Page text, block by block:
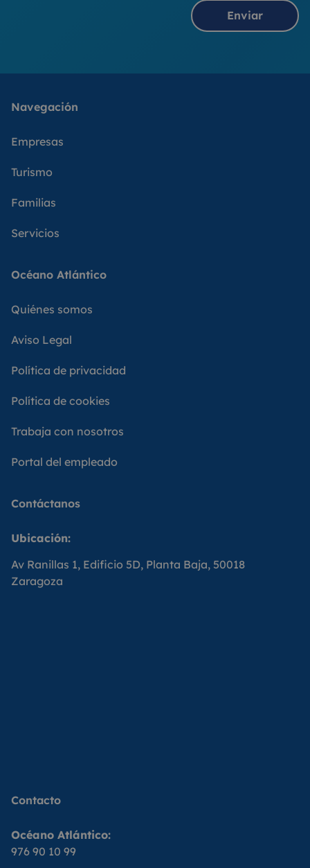
Enviar
Navegación
Empresas
Turismo
Familias
Servicios
Océano Atlántico
Quiénes somos
Aviso Legal
Política de privacidad
Política de cookies
Trabaja con nosotros
Portal del empleado
Contáctanos
Ubicación:
Av Ranillas 1, Edificio 5D, Planta Baja, 50018
Zaragoza
Contacto
Océano Atlántico:
976 90 10 99